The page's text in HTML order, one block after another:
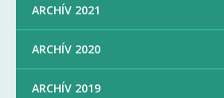
ARCHÍV 2021
ARCHÍV 2020
ARCHÍV 2019